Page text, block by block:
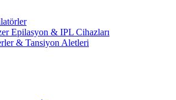
Epilasyon & IPL Cihazları
& Tansiyon Aletleri